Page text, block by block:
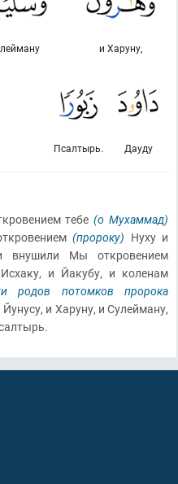
и Харуну,
Дауду
Псалтырь.
тебе(о Мухаммад)
(пророку) Нуху и
внушили Мы откровением
и Йакубу, и коленам
родов потомков пророка
и Харуну, и Сулейману,